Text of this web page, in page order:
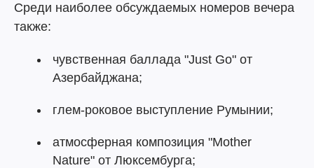
Среди наиболее обсуждаемых номеров вечера
также:
чувственная баллада "Just Go" от
Азербайджана;
глем-роковое выступление Румынии;
атмосферная композиция "Mother
Nature" от Люксембурга;